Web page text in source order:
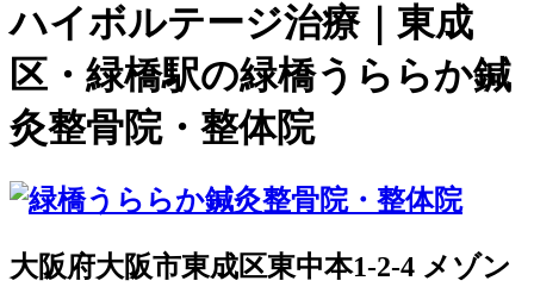
ハイボルテージ治療｜東成
区・緑橋駅の緑橋うららか鍼
灸整骨院・整体院
大阪府大阪市東成区東中本1-2-4 メゾン